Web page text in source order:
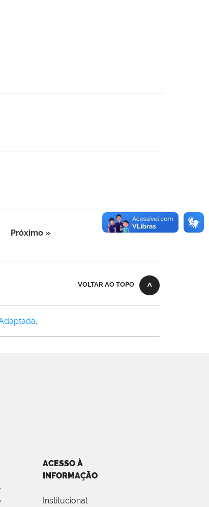
Próximo »
VOLTAR AO TOPO
.
ACESSO À
INFORMAÇÃO
Institucional